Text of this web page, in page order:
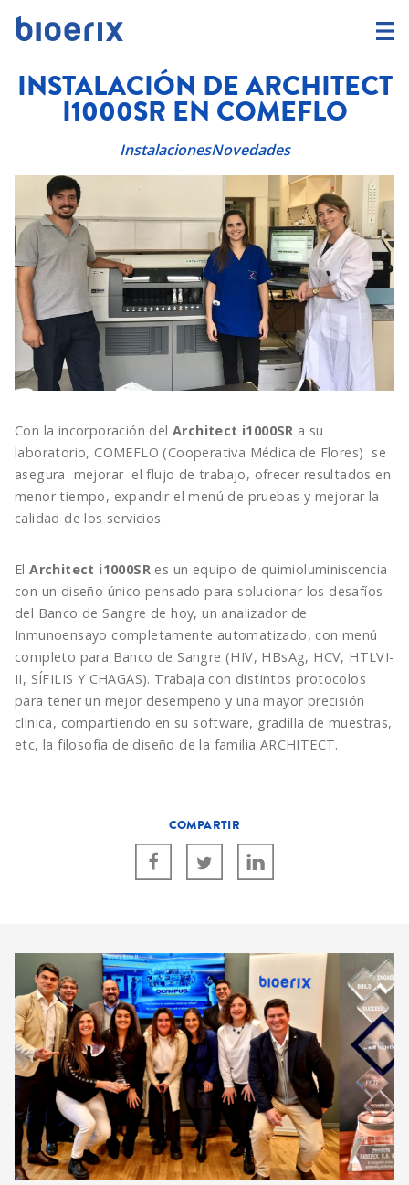
INSTALACIÓN DE ARCHITECT
I1000SR EN COMEFLO
InstalacionesNovedades
Con la incorporación del Architect i1000SR a su
laboratorio, COMEFLO (Cooperativa Médica de Flores) se
asegura mejorar el flujo de trabajo, ofrecer resultados en
menor tiempo, expandir el menú de pruebas y mejorar la
calidad de los servicios.
ElArchitect i1000SR es un equipo de quimioluminiscencia
con un diseño único pensado para solucionar los desafíos
del Banco de Sangre de hoy, un analizador de
Inmunoensayo completamente automatizado, con menú
completo para Banco de Sangre (HIV, HBsAg, HCV, HTLVI-
II, SÍFILIS Y CHAGAS). Trabaja con distintos protocolos
para tener un mejor desempeño y una mayor precisión
clínica, compartiendo en su software, gradilla de muestras,
etc, la filosofía de diseño de la familia ARCHITECT.
COMPARTIR